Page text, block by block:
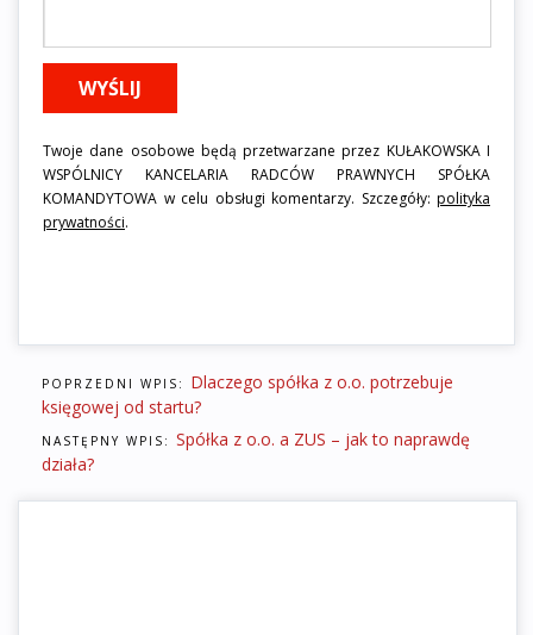
Twoje dane osobowe będą przetwarzane przez KUŁAKOWSKA I
WSPÓLNICY KANCELARIA RADCÓW PRAWNYCH SPÓŁKA
KOMANDYTOWA w celu obsługi komentarzy. Szczegóły: polityka
prywatności.
POPRZEDNI WPIS: Dlaczego spółka z o.o. potrzebuje
księgowej od startu?
NASTĘPNY WPIS: Spółka z o.o. a ZUS – jak to naprawdę
działa?